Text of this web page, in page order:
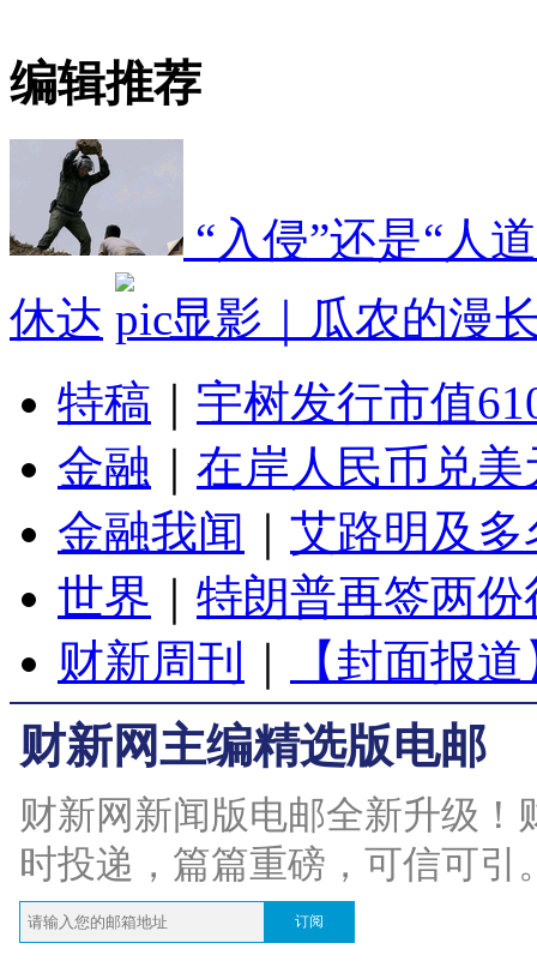
编辑推荐
“入侵”还是“人
休达
显影｜瓜农的漫
特稿
宇树发行市值
金融
在岸人民币兑
金融我闻
艾路明及
世界
特朗普再签两
财新周刊
【封面报
财新网主编精选版电邮
财新网新闻版电邮全新升级
时投递，篇篇重磅，可信可引
订阅